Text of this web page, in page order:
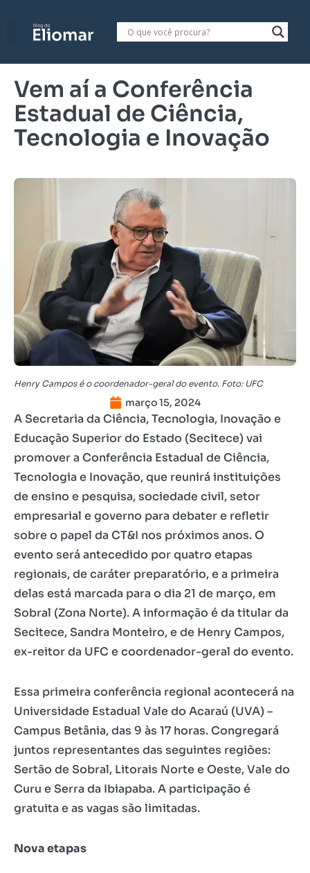
Vem aí a Conferência
Estadual de Ciência,
Tecnologia e Inovação
Henry Campos é o coordenador-geral do evento. Foto: UFC
março 15, 2024
A Secretaria da Ciência, Tecnologia, Inovação e
Educação Superior do Estado (Secitece) vai
promover a Conferência Estadual de Ciência,
Tecnologia e Inovação, que reunirá instituições
de ensino e pesquisa, sociedade civil, setor
empresarial e governo para debater e refletir
sobre o papel da CT&I nos próximos anos. O
evento será antecedido por quatro etapas
regionais, de caráter preparatório, e a primeira
delas está marcada para o dia 21 de março, em
Sobral (Zona Norte). A informação é da titular da
Secitece, Sandra Monteiro, e de Henry Campos,
ex-reitor da UFC e coordenador-geral do evento.
Essa primeira conferência regional acontecerá na
Universidade Estadual Vale do Acaraú (UVA) –
Campus Betânia, das 9 às 17 horas. Congregará
juntos representantes das seguintes regiões:
Sertão de Sobral, Litorais Norte e Oeste, Vale do
Curu e Serra da Ibiapaba. A participação é
gratuita e as vagas são limitadas.
Nova etapas